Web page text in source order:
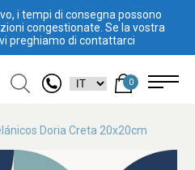
i tempi di consegna possono
congestionate. Se la vostra
preghiamo di contattarci
0
Doria Creta 20x20cm